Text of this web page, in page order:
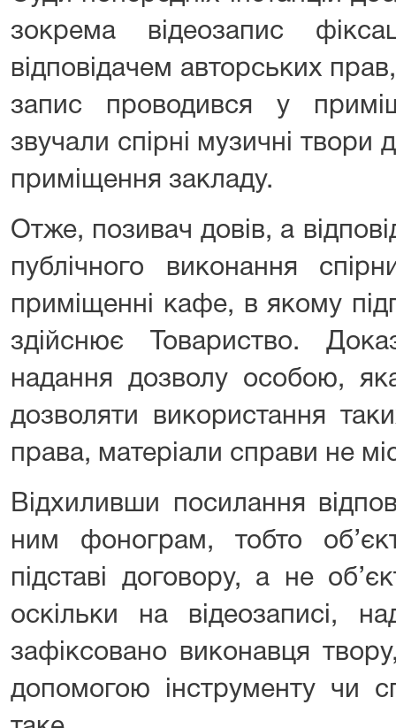
зокрема відеозапис
відповідачем авторських
запис проводився у
звучали спірні музичні
приміщення закладу.
Отже, позивач довів, а
публічного виконання
приміщенні кафе, в якому
здійснює Товариство.
надання дозволу особою,
дозволяти використання
права, матеріали справи не
Відхиливши посилання
ним фонограм, тобто
підставі договору, а не
оскільки на відеозаписі,
зафіксовано виконавця
допомогою інструменту чи